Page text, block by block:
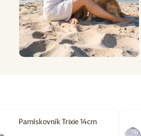
Pamlskovník Trixie 14cm